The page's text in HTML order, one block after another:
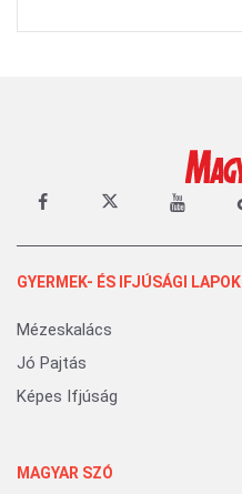
GYERMEK- ÉS IFJÚSÁGI LAPOK
Mézeskalács
Jó Pajtás
Képes Ifjúság
MAGYAR SZÓ